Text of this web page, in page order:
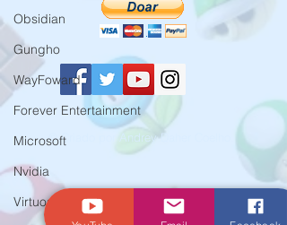
Obsidian
Gungho
WayFoward
Forever Entertainment
Microsoft
Nvidia
Virtuos
© Criado por Andrey Daher Coelho.